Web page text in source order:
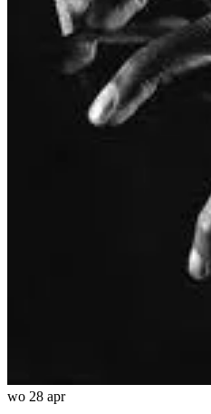
wo 28 apr